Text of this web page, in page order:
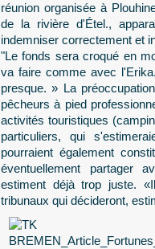
réunion organisée à
de la rivière d'Étel.,
indemniser correctement et
"Le fonds sera croqué en
va faire comme avec
presque. » La
pêcheurs à pied
activités touristiques
particuliers, qui
pourraient également
éventuellement partager
estiment déjà trop juste.
tribunaux qui décideront,